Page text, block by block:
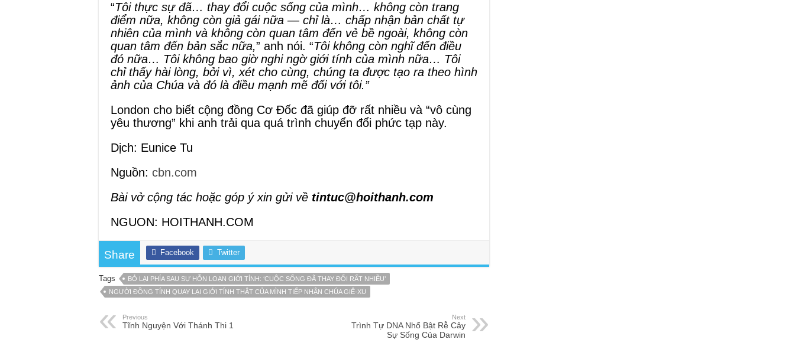
“Tôi thực sự đã… thay đổi cuộc sống của mình… không còn trang
điểm nữa, không còn giả gái nữa — chỉ là… chấp nhận bản chất tự
nhiên của mình và không còn quan tâm đến vẻ bề ngoài, không còn
quan tâm đến bản sắc nữa,” anh nói. “Tôi không còn nghĩ đến điều
đó nữa… Tôi không bao giờ nghi ngờ giới tính của mình nữa… Tôi
chỉ thấy hài lòng, bởi vì, xét cho cùng, chúng ta được tạo ra theo hình
ảnh của Chúa và đó là điều mạnh mẽ đối với tôi.”
London cho biết cộng đồng Cơ Đốc đã giúp đỡ rất nhiều và “vô cùng
yêu thương” khi anh trải qua quá trình chuyển đổi phức tạp này.
Dịch: Eunice Tu
Nguồn: cbn.com
Bài vở cộng tác hoặc góp ý xin gửi về tintuc@hoithanh.com
NGUON: HOITHANH.COM
Share Facebook Twitter
Tags
BỎ LẠI PHÍA SAU SỰ HỖN LOẠN GIỚI TÍNH: ‘CUỘC SỐNG ĐÃ THAY ĐỔI RẤT NHIỀU’
NGƯỜI ĐỒNG TÍNH QUAY LẠI GIỚI TÍNH THẬT CỦA MÌNH TIẾP NHẬN CHÚA GIÊ-XU
Previous
Tĩnh Nguyện Với Thánh Thi 1
Next
Trình Tự DNA Nhổ Bật Rễ Cây
Sự Sống Của Darwin